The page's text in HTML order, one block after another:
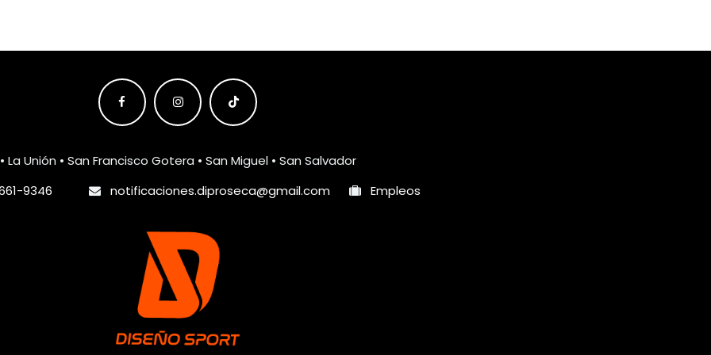
• La Unión • San Francisco Gotera • San Miguel • San Salvador
9346
notificaciones.diproseca@gmail.com Empleos